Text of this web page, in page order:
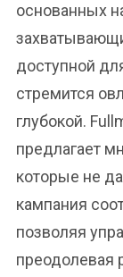
основанных
доступной
стремится
глубокой.
предлагает
которые не
кампания
позволяя
преодолевая